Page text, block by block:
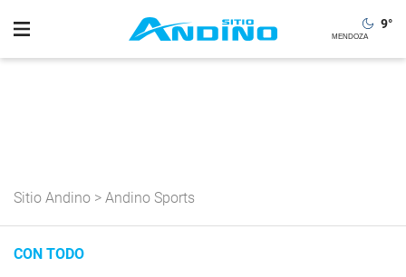
9°
Sitio Andino > Andino Sports
CON TODO